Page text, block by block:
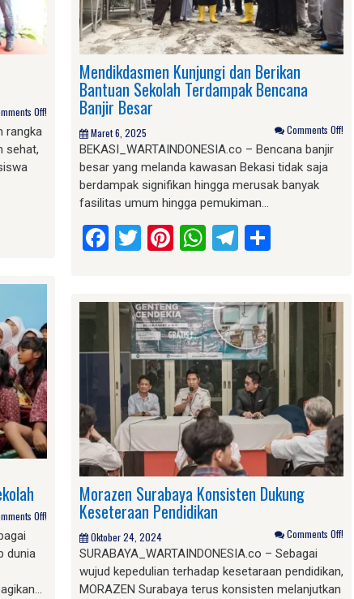
Off!
rangka
sehat,
Off!
dunia
Mendikdasmen Kunjungi dan Berikan
Bantuan Sekolah Terdampak Bencana
Banjir Besar
Maret 6, 2025 Comments Off!
BEKASI_WARTAINDONESIA.co – Bencana banjir
besar yang melanda kawasan Bekasi tidak saja
berdampak signifikan hingga merusak banyak
fasilitas umum hingga pemukiman…
Facebook
Twitter
Pinterest
WhatsApp
Telegram
Share
Morazen Surabaya Konsisten Dukung
Keseteraan Pendidikan
Oktober 24, 2024 Comments Off!
SURABAYA_WARTAINDONESIA.co – Sebagai
wujud kepedulian terhadap kesetaraan pendidikan,
MORAZEN Surabaya terus konsisten melanjutkan